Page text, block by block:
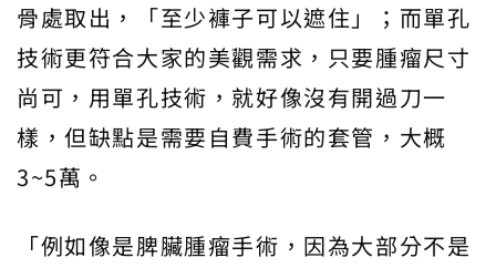
骨處取出，「至少褲子可以遮住」；而單孔
技術更符合大家的美觀需求，只要腫瘤尺寸
尚可，用單孔技術，就好像沒有開過刀一
樣，但缺點是需要自費手術的套管，大概
3~5萬。
「例如像是脾臟腫瘤手術，因為大部分不是